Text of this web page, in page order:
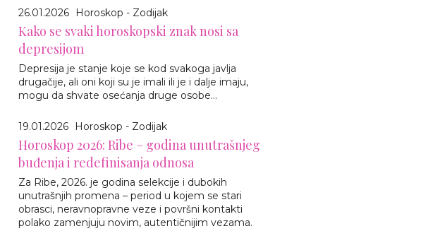
26.01.2026 Horoskop - Zodijak
Kako se svaki horoskopski znak nosi sa
depresijom
Depresija je stanje koje se kod svakoga javlja
drugačije, ali oni koji su je imali ili je i dalje imaju,
mogu da shvate osećanja druge osobe...
19.01.2026 Horoskop - Zodijak
Horoskop 2026: Ribe – godina unutrašnjeg
buđenja i redefinisanja odnosa
Za Ribe, 2026. je godina selekcije i dubokih
unutrašnjih promena – period u kojem se stari
obrasci, neravnopravne veze i površni kontakti
polako zamenjuju novim, autentičnijim vezama.